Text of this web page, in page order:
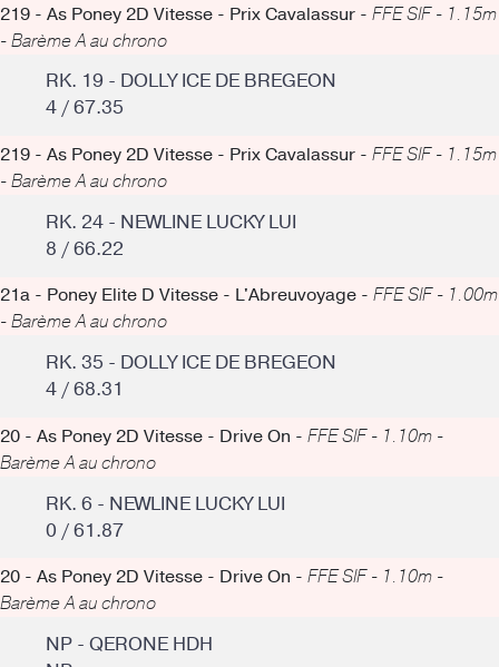
219 - As Poney 2D Vitesse - Prix Cavalassur - FFE SIF - 1.15m
- Barème A au chrono
RK. 19 - DOLLY ICE DE BREGEON
4 / 67.35
219 - As Poney 2D Vitesse - Prix Cavalassur - FFE SIF - 1.15m
- Barème A au chrono
RK. 24 - NEWLINE LUCKY LUI
8 / 66.22
21a - Poney Elite D Vitesse - L'Abreuvoyage - FFE SIF - 1.00m
- Barème A au chrono
RK. 35 - DOLLY ICE DE BREGEON
4 / 68.31
20 - As Poney 2D Vitesse - Drive On - FFE SIF - 1.10m -
Barème A au chrono
RK. 6 - NEWLINE LUCKY LUI
0 / 61.87
20 - As Poney 2D Vitesse - Drive On - FFE SIF - 1.10m -
Barème A au chrono
NP - QERONE HDH